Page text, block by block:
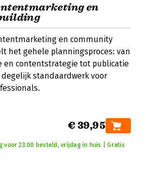
en
en community
het gehele planningsproces: van
en contentstrategie tot publicatie
standaardwerk voor
€ 39,95
voor 23:00 besteld, vrijdag in huis | Gratis